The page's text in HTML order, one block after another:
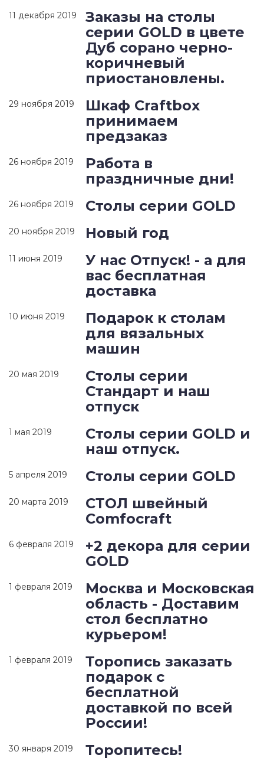
11 декабря 2019
Заказы на столы
серии GOLD в цвете
Дуб сорано черно-
коричневый
приостановлены.
29 ноября 2019
Шкаф Craftbox
принимаем
предзаказ
26 ноября 2019
Работа в
праздничные дни!
26 ноября 2019 Столы серии GOLD
20 ноября 2019 Новый год
11 июня 2019
У нас Отпуск! - а для
вас бесплатная
доставка
10 июня 2019
Подарок к столам
для вязальных
машин
20 мая 2019
Столы серии
Стандарт и наш
отпуск
1 мая 2019
Столы серии GOLD и
наш отпуск.
5 апреля 2019 Столы серии GOLD
20 марта 2019
СТОЛ швейный
Comfocraft
6 февраля 2019
+2 декора для серии
GOLD
1 февраля 2019
Москва и Московская
область - Доставим
стол бесплатно
курьером!
1 февраля 2019
Торопись заказать
подарок с
бесплатной
доставкой по всей
России!
30 января 2019 Торопитесь!